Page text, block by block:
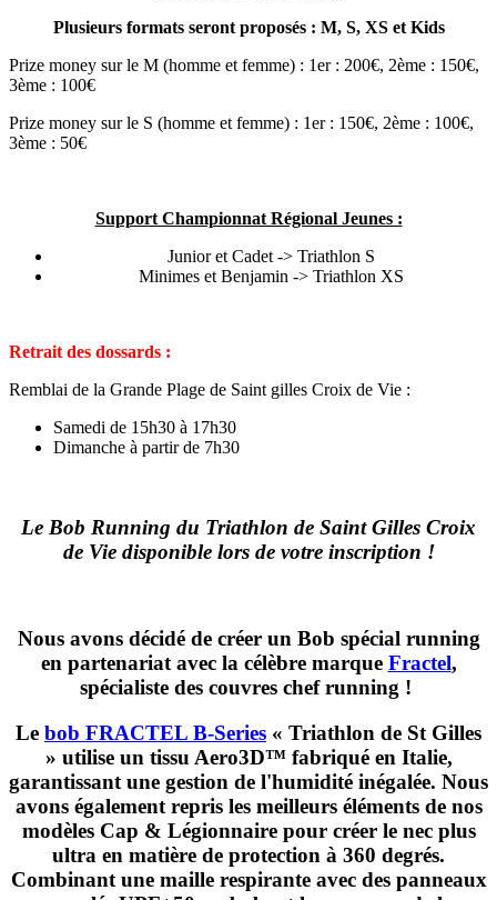
Plusieurs formats seront proposés : M, S, XS et Kids
Prize money sur le M (homme et femme) : 1er : 200€, 2ème : 150€,
3ème : 100€
Prize money sur le S (homme et femme) : 1er : 150€, 2ème : 100€,
3ème : 50€
Support Championnat Régional Jeunes :
Junior et Cadet -> Triathlon S
Minimes et Benjamin -> Triathlon XS
Retrait des dossards :
Remblai de la Grande Plage de Saint gilles Croix de Vie :
Samedi de 15h30 à 17h30
Dimanche à partir de 7h30
Le Bob Running du Triathlon de Saint Gilles Croix
de Vie disponible lors de votre inscription !
Nous avons décidé de créer un Bob spécial running
en partenariat avec la célèbre marque Fractel,
spécialiste des couvres chef running !
Le bob FRACTEL B-Series « Triathlon de St Gilles
» utilise un tissu Aero3D™ fabriqué en Italie,
garantissant une gestion de l'humidité inégalée. Nous
avons également repris les meilleurs éléments de nos
modèles Cap & Légionnaire pour créer le nec plus
ultra en matière de protection à 360 degrés.
Combinant une maille respirante avec des panneaux